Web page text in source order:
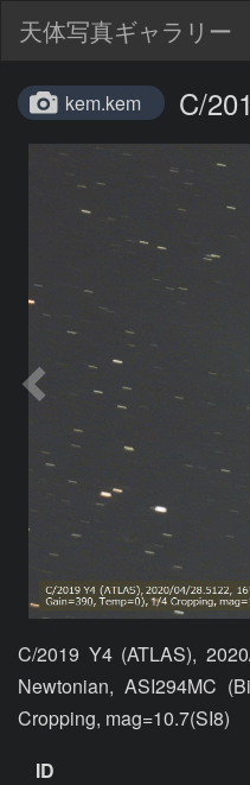
天体写真ギャラリー
kem.kem C/
C/2019 Y4 (ATLAS),
Newtonian, ASI294MC
Cropping, mag=10.7(SI8)
ID